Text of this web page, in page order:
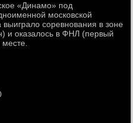
«Динамо» под
московской
соревнования в зоне
и оказалось в ФНЛ (первый